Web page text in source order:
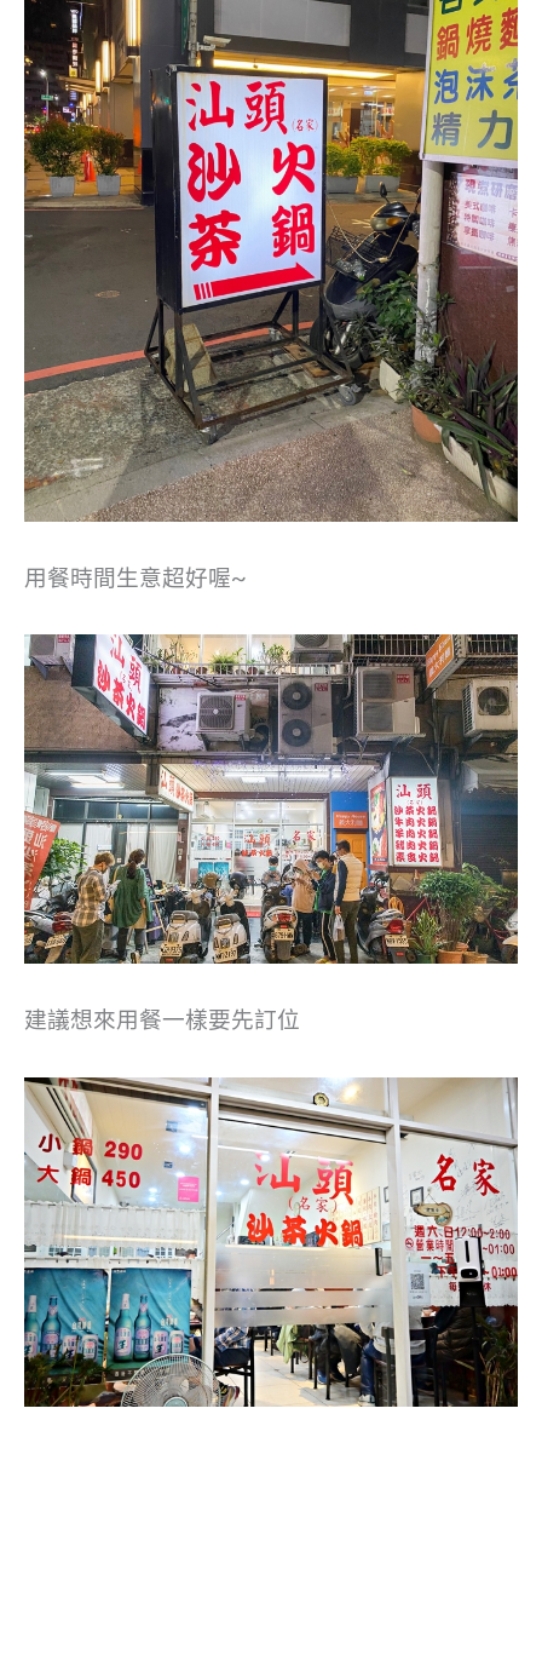
用餐時間生意超好喔~
建議想來用餐一樣要先訂位